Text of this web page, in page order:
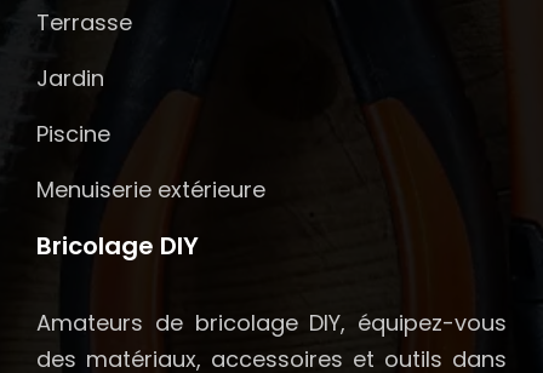
Terrasse
Jardin
Piscine
Menuiserie extérieure
Bricolage DIY
Amateurs de bricolage DIY, équipez-vous
des matériaux, accessoires et outils dans